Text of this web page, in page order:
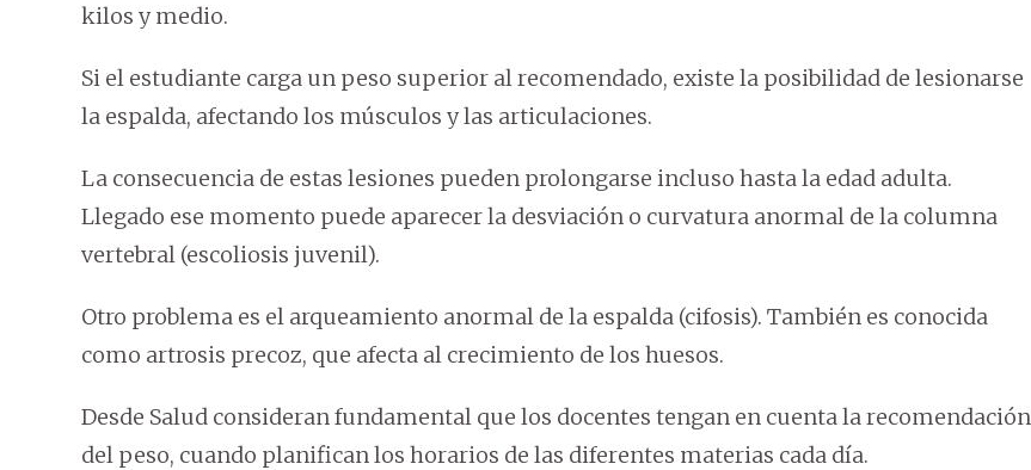
kilos y medio.
Si el estudiante carga un peso superior al recomendado, existe la posibilidad de lesionarse
la espalda, afectando los músculos y las articulaciones.
La consecuencia de estas lesiones pueden prolongarse incluso hasta la edad adulta.
Llegado ese momento puede aparecer la desviación o curvatura anormal de la columna
vertebral (escoliosis juvenil).
Otro problema es el arqueamiento anormal de la espalda (cifosis). También es conocida
como artrosis precoz, que afecta al crecimiento de los huesos.
Desde Salud consideran fundamental que los docentes tengan en cuenta la recomendación
del peso, cuando planifican los horarios de las diferentes materias cada día.